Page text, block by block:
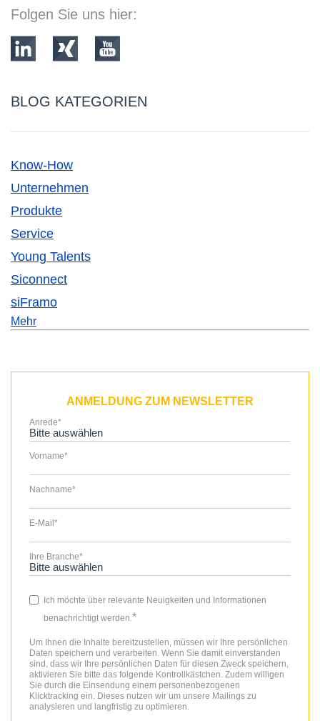
Folgen Sie uns hier:
BLOG KATEGORIEN
Know-How
Unternehmen
Produkte
Service
Young Talents
Siconnect
siFramo
Mehr
ANMELDUNG ZUM NEWSLETTER
Anrede*
Vorname*
Nachname*
E-Mail*
Ihre Branche*
Ich möchte über relevante Neuigkeiten und Informationen
benachrichtigt werden. *
Um Ihnen die Inhalte bereitzustellen, müssen wir Ihre persönlichen
Daten speichern und verarbeiten. Wenn Sie damit einverstanden
sind, dass wir Ihre persönlichen Daten für diesen Zweck speichern,
aktivieren Sie bitte das folgende Kontrollkästchen. Zudem willigen
Sie durch die Einsendung einem personenbezogenen
Klicktracking ein. Dieses nutzen wir um unsere Mailings zu
analysieren und langfristig zu optimieren.